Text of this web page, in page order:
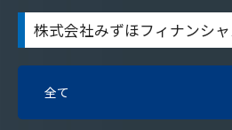
株式会社みずほフィナンシ
全て